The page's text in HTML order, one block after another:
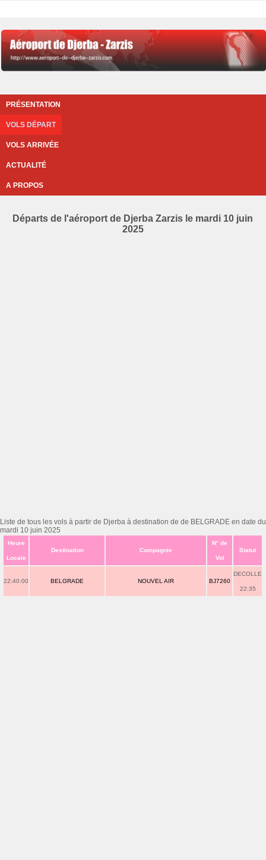
PRÉSENTATION
VOLS DÉPART
VOLS ARRIVÉE
ACTUALITÉ
A PROPOS
Départs de l'aéroport de Djerba Zarzis le mardi 10 juin
2025
Liste de tous les vols à partir de Djerba à destination de de BELGRADE en date du
mardi 10 juin 2025
Heure
Locale
Destination Compagnie
N° de
Vol
Statut
22:40:00 BELGRADE NOUVEL AIR BJ7260
DECOLLE
22:35